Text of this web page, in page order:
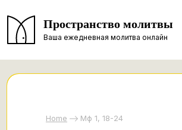
Пространство молитвы
Ваша ежедневная молитва онлайн
Home Мф 1, 18-24